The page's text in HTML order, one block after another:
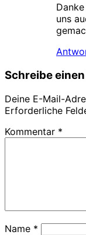
uns
Schreibe
Deine E-Mail-
Erforderliche
Kommentar *
Name *